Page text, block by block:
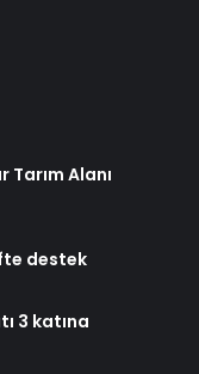
Tarım Alanı
destek
3 katına